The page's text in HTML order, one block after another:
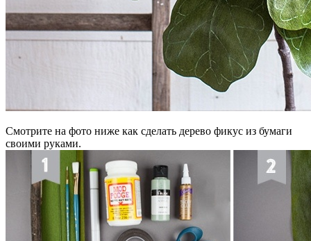
Смотрите на фото ниже как сделать дерево фикус из бумаги
своими руками.